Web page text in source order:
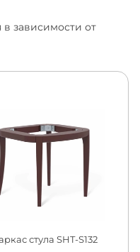
в зависимости от
стула SHT-S132